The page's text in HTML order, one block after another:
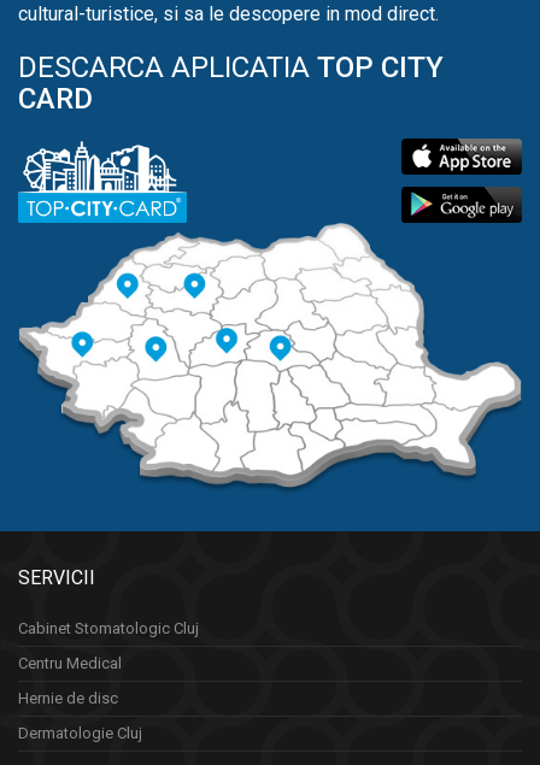
cultural-turistice, si sa le descopere in mod direct.
DESCARCA APLICATIA TOP CITY
CARD
SERVICII
Cabinet Stomatologic Cluj
Centru Medical
Hernie de disc
Dermatologie Cluj